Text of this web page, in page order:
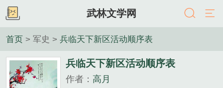
武林文学网
首页 > 军史 > 兵临天下新区活动顺序表
兵临天下新区活动顺序表
作者： 高月